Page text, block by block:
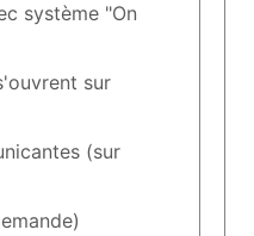
système "On
sur
(sur